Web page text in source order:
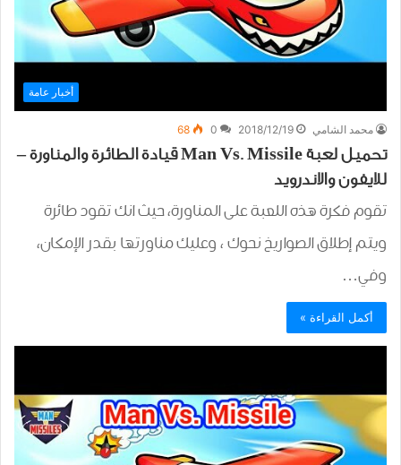
أخبار عامة
محمد الشامي 2018/12/19
0
68
تحميل لعبة Man Vs. Missile قيادة الطائرة والمناورة –
للايفون والاندرويد
تقوم فكرة هذه اللعبة على المناورة، حيث انك تقود طائرة
ويتم إطلاق الصواريخ نحوك ، وعليك مناورتها بقدر الإمكان،
وفي…
أكمل القراءة »